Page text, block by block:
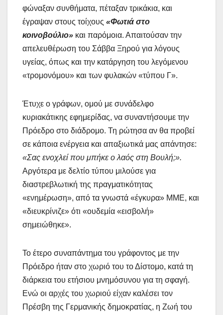
φώναξαν συνθήματα, πέταξαν τρικάκια, και
έγραψαν στους τοίχους «Φωτιά στο
κοινοβούλιο» και παρόμοια. Απαιτούσαν την
απελευθέρωση του Σάββα Ξηρού για λόγους
υγείας, όπως και την κατάργηση του λεγόμενου
«τρομονόμου» και των φυλακών «τύπου Γ».
Έτυχε ο γράφων, ομού με συνάδελφο
κυριακάτικης εφημερίδας, να συναντήσουμε την
Πρόεδρο στο διάδρομο. Τη ρώτησα αν θα προβεί
σε κάποια ενέργεια και απαξιωτικά μας απάντησε:
«Σας ενοχλεί που μπήκε ο λαός στη Βουλή;».
Αργότερα με δελτίο τύπου μιλούσε για
διαστρεβλωτική της πραγματικότητας
«ενημέρωση», από τα γνωστά «έγκυρα» ΜΜΕ, και
«διευκρίνιζε» ότι «ουδεμία «εισβολή»
σημειώθηκε».
Το έτερο συναπάντημα του γράφοντος με την
Πρόεδρο ήταν στο χωριό του το Δίστομο, κατά τη
διάρκεια του ετήσιου μνημόσυνου για τη σφαγή.
Ενώ οι αρχές του χωριού είχαν καλέσει τον
Πρέσβη της Γερμανικής δημοκρατίας, η Ζωή του